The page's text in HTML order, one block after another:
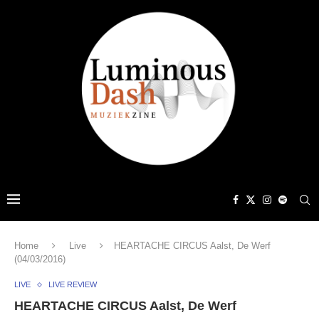
Home Live
HEARTACHE CIRCUS Aalst, De Werf
(04/03/2016)
LIVE LIVE REVIEW
HEARTACHE CIRCUS Aalst, De Werf